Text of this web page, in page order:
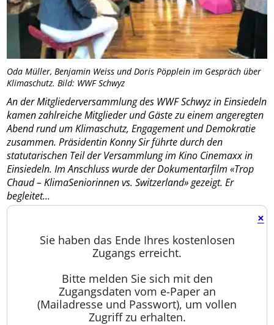
Oda Müller, Benjamin Weiss und Doris Pöpplein im Gespräch über
Klimaschutz. Bild: WWF Schwyz
An der Mitgliederversammlung des WWF Schwyz in Einsiedeln
kamen zahlreiche Mitglieder und Gäste zu einem angeregten
Abend rund um Klimaschutz, Engagement und Demokratie
zusammen. Präsidentin Konny Sir führte durch den
statutarischen Teil der Versammlung im Kino Cinemaxx in
Einsiedeln. Im Anschluss wurde der Dokumentarfilm «Trop
Chaud – KlimaSeniorinnen vs. Switzerland» gezeigt. Er
begleitet...
×
Sie haben das Ende Ihres kostenlosen
Zugangs erreicht.
Bitte melden Sie sich mit den
Zugangsdaten vom e-Paper an
(Mailadresse und Passwort), um vollen
Zugriff zu erhalten.